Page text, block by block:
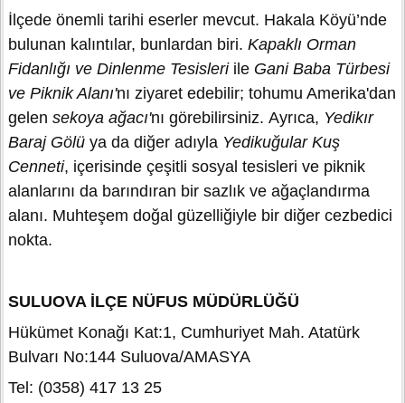
İlçede önemli tarihi eserler mevcut. Hakala Köyü’nde
bulunan kalıntılar, bunlardan biri. Kapaklı Orman
Fidanlığı ve Dinlenme Tesisleri ile Gani Baba Türbesi
ve Piknik Alanı'nı ziyaret edebilir; tohumu Amerika'dan
gelen sekoya ağacı'nı görebilirsiniz. Ayrıca, Yedikır
Baraj Gölü ya da diğer adıyla Yedikuğular Kuş
Cenneti, içerisinde çeşitli sosyal tesisleri ve piknik
alanlarını da barındıran bir sazlık ve ağaçlandırma
alanı. Muhteşem doğal güzelliğiyle bir diğer cezbedici
nokta.
SULUOVA İLÇE NÜFUS MÜDÜRLÜĞÜ
Hükümet Konağı Kat:1, Cumhuriyet Mah. Atatürk
Bulvarı No:144 Suluova/AMASYA
Tel: (0358) 417 13 25